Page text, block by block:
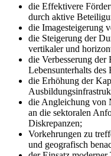
die Effektivere
durch aktive
die Imagesteigerung
die Steigerung der
vertikaler und
die Verbesserung
Lebensunterhalts des
die Erhöhung der
die Angleichung von
an die sektoralen
Diskrepanzen;
Vorkehrungen zu
und geografisch